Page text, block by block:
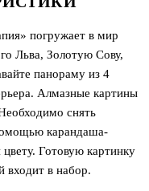
погружает в мир
Льва, Золотую Сову,
панораму из 4
Алмазные картины
снять
карандаша-
Готовую картинку
входит в набор.